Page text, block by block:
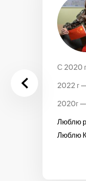
С 2020
2022 г
2020г
Люблю
Люблю